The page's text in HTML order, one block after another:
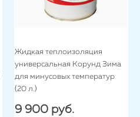
Жидкая теплоизоляция
универсальная Корунд Зима
для минусовых температур
(20 л.)
9 900 руб.